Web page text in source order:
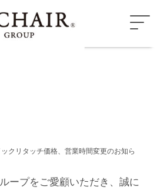
クリタッチ価格、営業時間変更のお知ら
ープをご愛顧いただき、誠に